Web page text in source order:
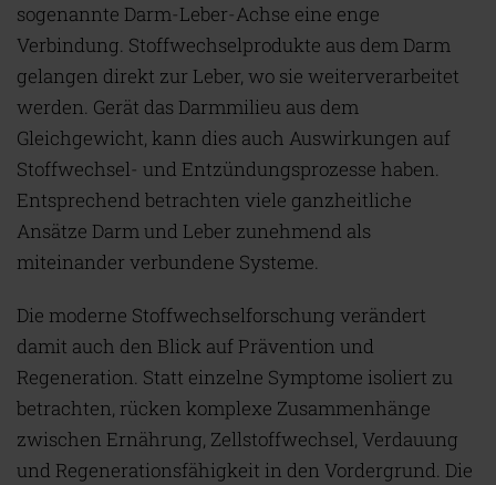
sogenannte Darm-Leber-Achse eine enge
Verbindung. Stoffwechselprodukte aus dem Darm
gelangen direkt zur Leber, wo sie weiterverarbeitet
werden. Gerät das Darmmilieu aus dem
Gleichgewicht, kann dies auch Auswirkungen auf
Stoffwechsel- und Entzündungsprozesse haben.
Entsprechend betrachten viele ganzheitliche
Ansätze Darm und Leber zunehmend als
miteinander verbundene Systeme.
Die moderne Stoffwechselforschung verändert
damit auch den Blick auf Prävention und
Regeneration. Statt einzelne Symptome isoliert zu
betrachten, rücken komplexe Zusammenhänge
zwischen Ernährung, Zellstoffwechsel, Verdauung
und Regenerationsfähigkeit in den Vordergrund. Die